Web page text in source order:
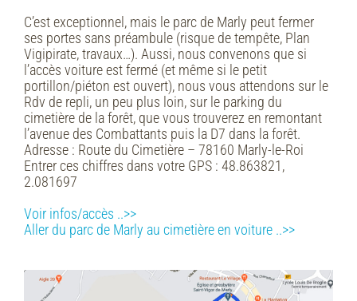
C’est exceptionnel, mais le parc de Marly peut fermer
ses portes sans préambule (risque de tempête, Plan
Vigipirate, travaux…). Aussi, nous convenons que si
l’accès voiture est fermé (et même si le petit
portillon/piéton est ouvert), nous vous attendons sur le
Rdv de repli, un peu plus loin, sur le parking du
cimetière de la forêt, que vous trouverez en remontant
l’avenue des Combattants puis la D7 dans la forêt.
Adresse : Route du Cimetière – 78160 Marly-le-Roi
Entrer ces chiffres dans votre GPS : 48.863821,
2.081697
Voir infos/accès ..>>
Aller du parc de Marly au cimetière en voiture ..>>